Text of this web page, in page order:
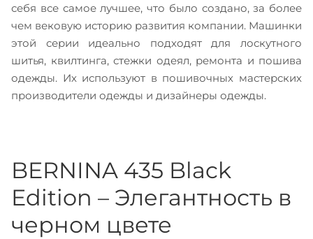
себя все самое лучшее, что было создано, за более
чем вековую историю развития компании. Машинки
этой серии идеально подходят для лоскутного
шитья, квилтинга, стежки одеял, ремонта и пошива
одежды. Их используют в пошивочных мастерских
производители одежды и дизайнеры одежды.
BERNINA 435 Black
Edition – Элегантность в
черном цвете